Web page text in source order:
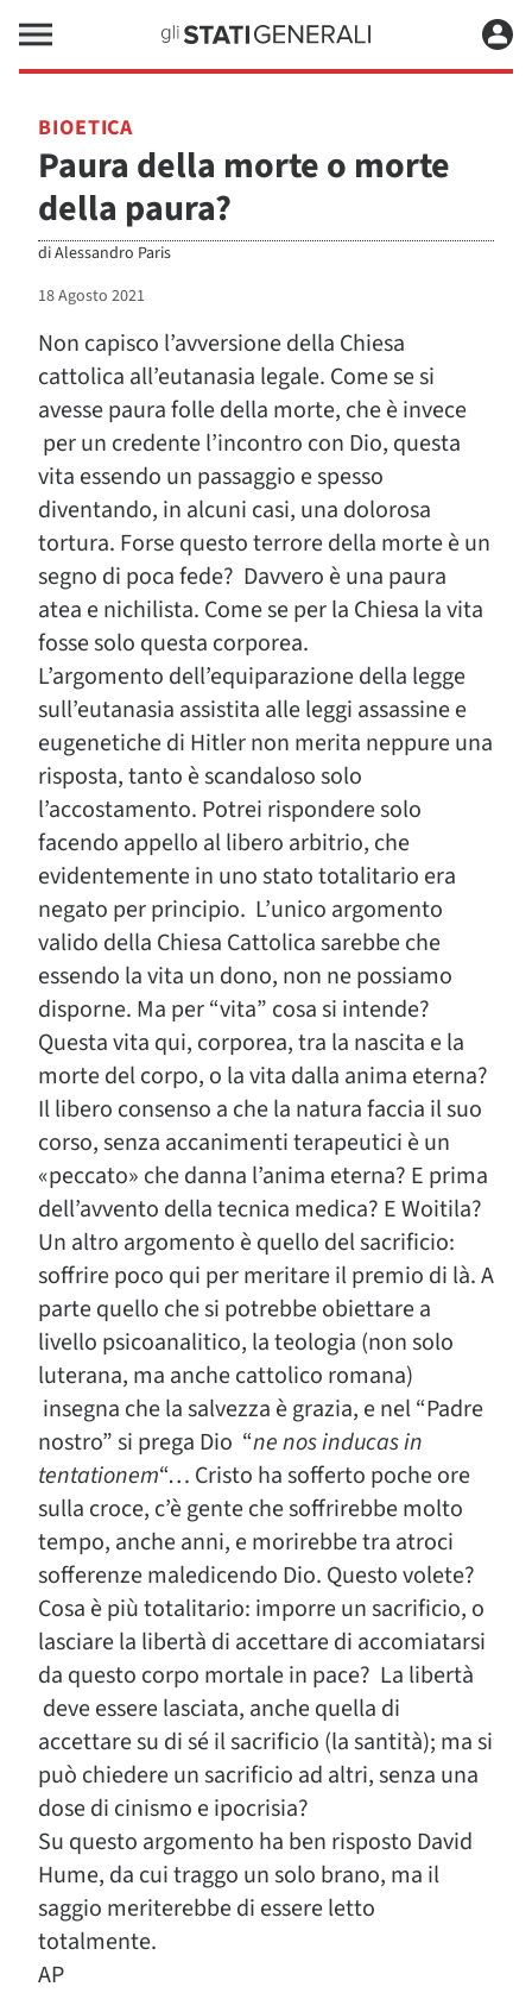
BIOETICA
Paura della morte o morte
della paura?
diAlessandro Paris
18 Agosto 2021
Non capisco l’avversione della Chiesa
cattolica all’eutanasia legale. Come se si
avesse paura folle della morte, che è invece
per un credente l’incontro con Dio, questa
vita essendo un passaggio e spesso
diventando, in alcuni casi, una dolorosa
tortura. Forse questo terrore della morte è un
segno di poca fede? Davvero è una paura
atea e nichilista. Come se per la Chiesa la vita
fosse solo questa corporea.
L’argomento dell’equiparazione della legge
sull’eutanasia assistita alle leggi assassine e
eugenetiche di Hitler non merita neppure una
risposta, tanto è scandaloso solo
l’accostamento. Potrei rispondere solo
facendo appello al libero arbitrio, che
evidentemente in uno stato totalitario era
negato per principio. L’unico argomento
valido della Chiesa Cattolica sarebbe che
essendo la vita un dono, non ne possiamo
disporne. Ma per “vita” cosa si intende?
Questa vita qui, corporea, tra la nascita e la
morte del corpo, o la vita dalla anima eterna?
Il libero consenso a che la natura faccia il suo
corso, senza accanimenti terapeutici è un
«peccato» che danna l’anima eterna? E prima
dell’avvento della tecnica medica? E Woitila?
Un altro argomento è quello del sacrificio:
soffrire poco qui per meritare il premio di là. A
parte quello che si potrebbe obiettare a
livello psicoanalitico, la teologia (non solo
luterana, ma anche cattolico romana)
insegna che la salvezza è grazia, e nel “Padre
nostro” si prega Dio “ne nos inducas in
tentationem“… Cristo ha sofferto poche ore
sulla croce, c’è gente che soffrirebbe molto
tempo, anche anni, e morirebbe tra atroci
sofferenze maledicendo Dio. Questo volete?
Cosa è più totalitario: imporre un sacrificio, o
lasciare la libertà di accettare di accomiatarsi
da questo corpo mortale in pace? La libertà
deve essere lasciata, anche quella di
accettare su di sé il sacrificio (la santità); ma si
può chiedere un sacrificio ad altri, senza una
dose di cinismo e ipocrisia?
Su questo argomento ha ben risposto David
Hume, da cui traggo un solo brano, ma il
saggio meriterebbe di essere letto
totalmente.
AP